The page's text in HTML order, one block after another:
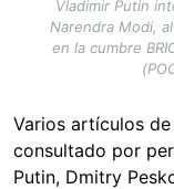
Vladimir Putin
Narendra Modi,
en la cumbre
Varios artículos
consultado por
Putin, Dmitry